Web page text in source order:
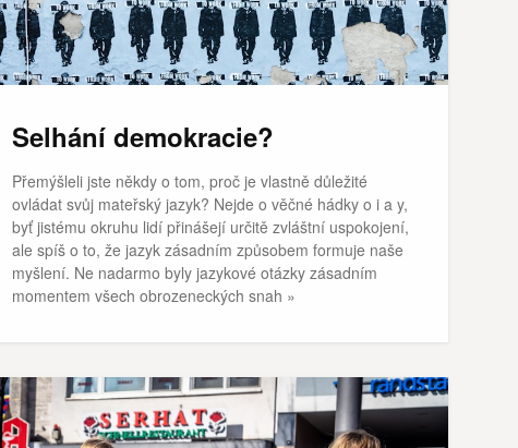
Selhání demokracie?
Přemýšleli jste někdy o tom, proč je vlastně důležité
ovládat svůj mateřský jazyk? Nejde o věčné hádky o i a y,
byť jistému okruhu lidí přinášejí určitě zvláštní uspokojení,
ale spíš o to, že jazyk zásadním způsobem formuje naše
myšlení. Ne nadarmo byly jazykové otázky zásadním
momentem všech obrozeneckých snah »